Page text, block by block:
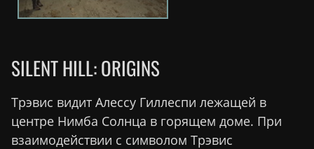
SILENT HILL: ORIGINS
Трэвис видит Алессу Гиллеспи лежащей в
центре Нимба Солнца в горящем доме. При
взаимодействии с символом Трэвис